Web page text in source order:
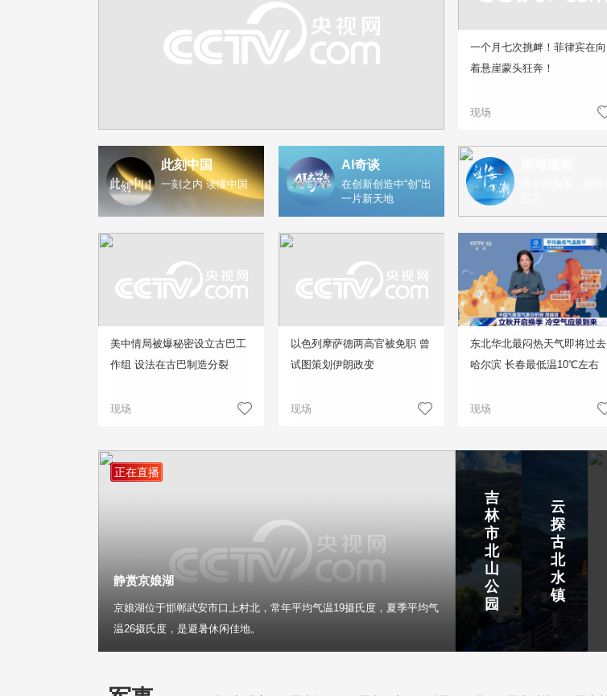
一个月七次挑衅！菲律宾在向
着悬崖蒙头狂奔！
现场
此刻中国
一刻之内 读懂中国
AI奇谈
在创新创造中“创”出
一片新天地
美中情局被爆秘密设立古巴工
作组 设法在古巴制造分裂
现场
以色列摩萨德两高官被免职 曾
试图策划伊朗政变
现场
东北华北最闷热天气即将过去
哈尔滨 长春最低温10℃左右
现场
正在直播
静赏京娘湖
京娘湖位于邯郸武安市口上村北，常年平均气温19摄氏度，夏季平均气
温26摄氏度，是避暑休闲佳地。
吉
林
市
北
山
公
园
云
探
古
北
水
镇